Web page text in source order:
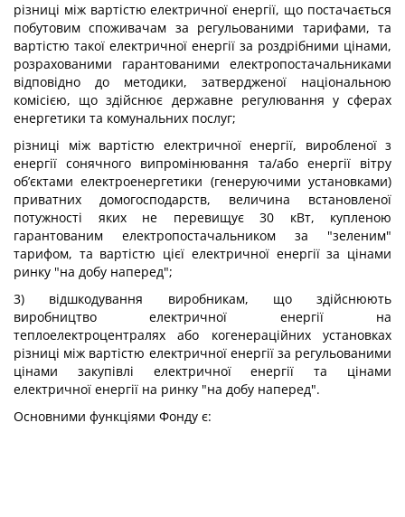
різниці між вартістю електричної енергії, що постачається
побутовим споживачам за регульованими тарифами, та
вартістю такої електричної енергії за роздрібними цінами,
розрахованими гарантованими електропостачальниками
відповідно до методики, затвердженої національною
комісією, що здійснює державне регулювання у сферах
енергетики та комунальних послуг;
різниці між вартістю електричної енергії, виробленої з
енергії сонячного випромінювання та/або енергії вітру
об’єктами електроенергетики (генеруючими установками)
приватних домогосподарств, величина встановленої
потужності яких не перевищує 30 кВт, купленою
гарантованим електропостачальником за "зеленим"
тарифом, та вартістю цієї електричної енергії за цінами
ринку "на добу наперед";
3) відшкодування виробникам, що здійснюють
виробництво електричної енергії на
теплоелектроцентралях або когенераційних установках
різниці між вартістю електричної енергії за регульованими
цінами закупівлі електричної енергії та цінами
електричної енергії на ринку "на добу наперед".
Основними функціями Фонду є: